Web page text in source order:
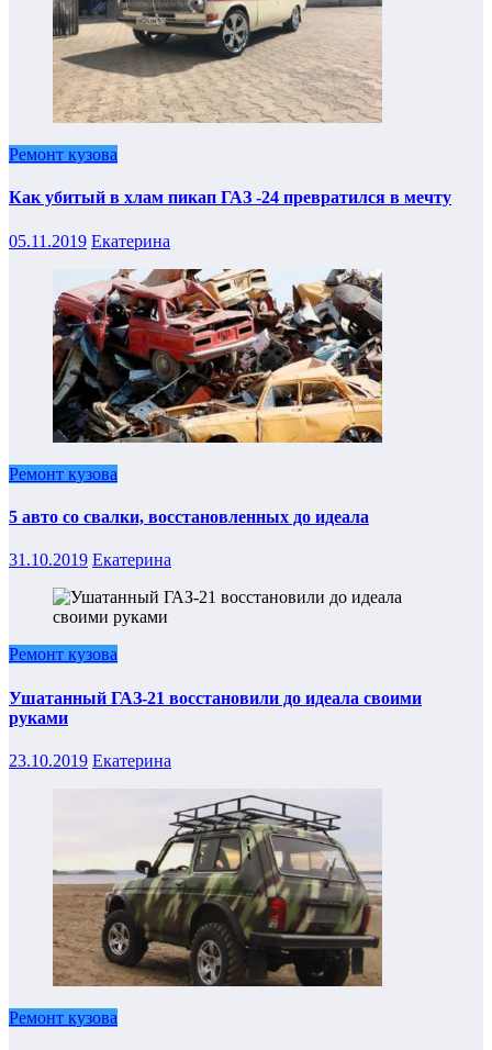
Ремонт кузова
Как убитый в хлам пикап ГАЗ -24 превратился в мечту
05.11.2019 Екатерина
Ремонт кузова
5 авто со свалки, восстановленных до идеала
31.10.2019 Екатерина
Ремонт кузова
Ушатанный ГАЗ-21 восстановили до идеала своими
руками
23.10.2019 Екатерина
Ремонт кузова